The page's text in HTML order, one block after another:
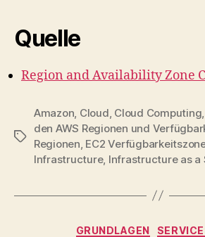
Quelle
Region and Availability Zone
Tags
Amazon Cloud Cloud Computing
den AWS Regionen und
Regionen EC2
Infrastructure, Infrastructure as a
GRUNDLAGEN